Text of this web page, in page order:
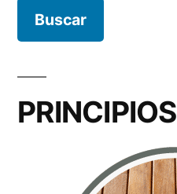
PRINCIPIOS